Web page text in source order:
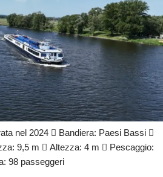
nel 2024  Bandiera: Paesi Bassi 
9,5 m  Altezza: 4 m  Pescaggio:
98 passeggeri